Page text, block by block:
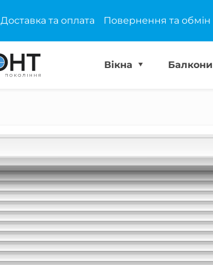
Доставка та оплата Повернення та обмін
Вікна Балкони